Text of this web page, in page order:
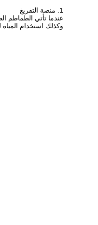
1. منصة التفريغ
عندما تأتي الطماطم
وكذلك استخدام